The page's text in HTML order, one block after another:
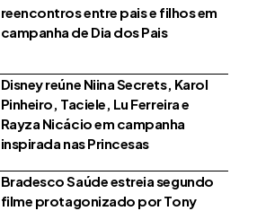
reencontros entre pais e filhos em
campanha de Dia dos Pais
Disney reúne Niina Secrets, Karol
Pinheiro, Taciele, Lu Ferreira e
Rayza Nicácio em campanha
inspirada nas Princesas
Bradesco Saúde estreia segundo
filme protagonizado por Tony